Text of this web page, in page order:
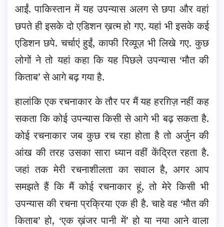
आईं. पाकिस्तान में यह उपन्यास अलग से छपा और वहां
छपते ही इसके दो एडिशन ख़त्म हो गए. यहां भी इसके कई
एडिशन छपे. चर्चाएं हुईं, काफी रिव्यूज़ भी लिखे गए. कुछ
लोगों ने तो यहां कहा कि यह पिछले उपन्यास ‘मौत की
किताब’ से आगे बढ़ गया है.
हालांकि एक रचनाकार के तौर पर मैं यह हरग़िज़ नहीं कह
सकता कि कोई उपन्यास किसी से आगे भी बढ़ सकता है.
कोई रचनाकार जब कुछ रच रहा होता है तो अर्जुन की
आंख की तरह उसका सारा ध्यान वहीं केंद्रित रहता है.
जहां तक मेरी रचनाशीलता का सवाल है, अगर आप
समझते हैं कि मैं कोई रचनाकार हूं, तो मेरे किसी भी
उपन्यास की रचना प्रक्रिया एक ही है. चाहे वह ‘मौत की
किताब’ हो, ‘एक ख़ंजर पानी में’ हो या नया आने वाला